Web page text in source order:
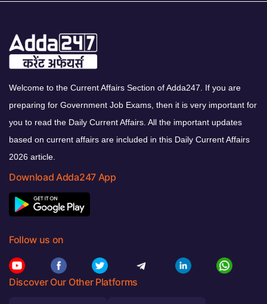
Welcome to the Current Affairs Section of Adda247. If you are
preparing for Government Job Exams, then it is very important for
you to read the Daily Current Affairs. All the important updates
based on current affairs are included in this Daily Current Affairs
2026 article.
Download Adda247 App
Follow us on
Discover Our Other Platforms